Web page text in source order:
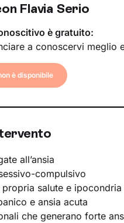
Flavia Serio
è gratuito:
a conoscervi meglio
è disponibile
all’ansia
compulsivo
salute e ipocondria
e ansia acuta
che generano forte